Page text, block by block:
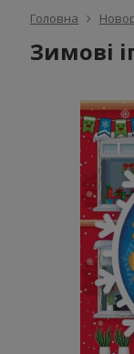
Головна
Зимові